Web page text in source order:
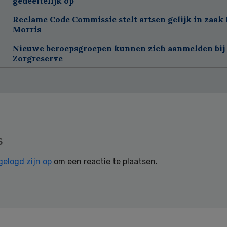
Reclame Code Commissie stelt artsen gelijk in
Morris
Nieuwe beroepsgroepen kunnen zich aanmelden
Zorgreserve
zijn op om een reactie te plaatsen.